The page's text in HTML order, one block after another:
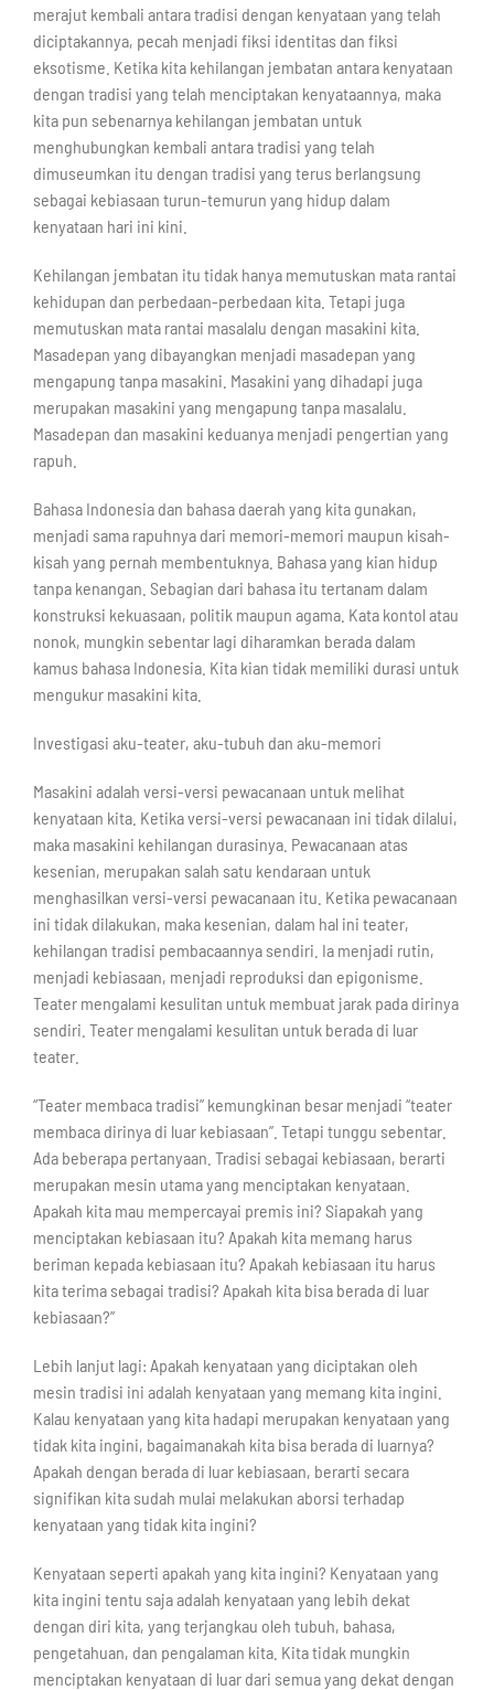
merajut kembali antara tradisi dengan kenyataan yang telah
diciptakannya, pecah menjadi fiksi identitas dan fiksi
eksotisme. Ketika kita kehilangan jembatan antara kenyataan
dengan tradisi yang telah menciptakan kenyataannya, maka
kita pun sebenarnya kehilangan jembatan untuk
menghubungkan kembali antara tradisi yang telah
dimuseumkan itu dengan tradisi yang terus berlangsung
sebagai kebiasaan turun-temurun yang hidup dalam
kenyataan hari ini kini.
Kehilangan jembatan itu tidak hanya memutuskan mata rantai
kehidupan dan perbedaan-perbedaan kita. Tetapi juga
memutuskan mata rantai masalalu dengan masakini kita.
Masadepan yang dibayangkan menjadi masadepan yang
mengapung tanpa masakini. Masakini yang dihadapi juga
merupakan masakini yang mengapung tanpa masalalu.
Masadepan dan masakini keduanya menjadi pengertian yang
rapuh.
Bahasa Indonesia dan bahasa daerah yang kita gunakan,
menjadi sama rapuhnya dari memori-memori maupun kisah-
kisah yang pernah membentuknya. Bahasa yang kian hidup
tanpa kenangan. Sebagian dari bahasa itu tertanam dalam
konstruksi kekuasaan, politik maupun agama. Kata kontol atau
nonok, mungkin sebentar lagi diharamkan berada dalam
kamus bahasa Indonesia. Kita kian tidak memiliki durasi untuk
mengukur masakini kita.
Investigasi aku-teater, aku-tubuh dan aku-memori
Masakini adalah versi-versi pewacanaan untuk melihat
kenyataan kita. Ketika versi-versi pewacanaan ini tidak dilalui,
maka masakini kehilangan durasinya. Pewacanaan atas
kesenian, merupakan salah satu kendaraan untuk
menghasilkan versi-versi pewacanaan itu. Ketika pewacanaan
ini tidak dilakukan, maka kesenian, dalam hal ini teater,
kehilangan tradisi pembacaannya sendiri. Ia menjadi rutin,
menjadi kebiasaan, menjadi reproduksi dan epigonisme.
Teater mengalami kesulitan untuk membuat jarak pada dirinya
sendiri. Teater mengalami kesulitan untuk berada di luar
teater.
“Teater membaca tradisi” kemungkinan besar menjadi “teater
membaca dirinya di luar kebiasaan”. Tetapi tunggu sebentar.
Ada beberapa pertanyaan. Tradisi sebagai kebiasaan, berarti
merupakan mesin utama yang menciptakan kenyataan.
Apakah kita mau mempercayai premis ini? Siapakah yang
menciptakan kebiasaan itu? Apakah kita memang harus
beriman kepada kebiasaan itu? Apakah kebiasaan itu harus
kita terima sebagai tradisi? Apakah kita bisa berada di luar
kebiasaan?”
Lebih lanjut lagi: Apakah kenyataan yang diciptakan oleh
mesin tradisi ini adalah kenyataan yang memang kita ingini.
Kalau kenyataan yang kita hadapi merupakan kenyataan yang
tidak kita ingini, bagaimanakah kita bisa berada di luarnya?
Apakah dengan berada di luar kebiasaan, berarti secara
signifikan kita sudah mulai melakukan aborsi terhadap
kenyataan yang tidak kita ingini?
Kenyataan seperti apakah yang kita ingini? Kenyataan yang
kita ingini tentu saja adalah kenyataan yang lebih dekat
dengan diri kita, yang terjangkau oleh tubuh, bahasa,
pengetahuan, dan pengalaman kita. Kita tidak mungkin
menciptakan kenyataan di luar dari semua yang dekat dengan